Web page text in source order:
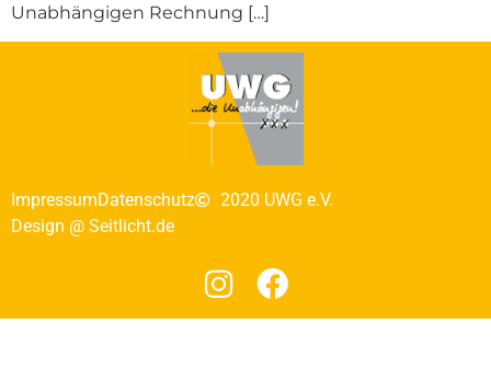
Unabhängigen Rechnung […]
ImpressumDatenschutz
2020 UWG e.V.
Design @ Seitlicht.de